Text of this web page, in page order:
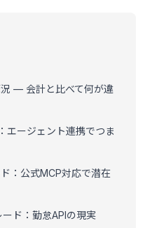
— 会計と比べて何が違
エージェント連携でつま
：公式MCP対応で潜在
ド：勤怠APIの現実